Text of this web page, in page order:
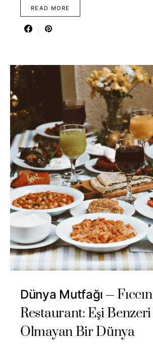
READ MORE
Dünya Mutfağı
Fıccın
Restaurant: Eşi Benzeri
Olmayan Bir Dünya